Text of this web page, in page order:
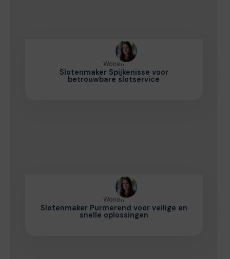
Wonen
Slotenmaker Spijkenisse voor
betrouwbare slotservice
Wonen
Slotenmaker Purmerend voor veilige en
snelle oplossingen